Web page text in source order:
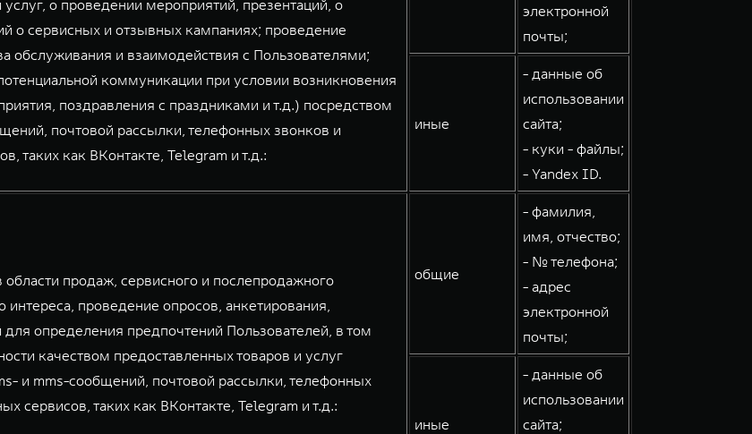
о проведении мероприятий, презентаций, о
о сервисных и отзывных кампаниях; проведение
обслуживания и взаимодействия с Пользователями;
коммуникации при условии возникновения
поздравления с праздниками и т.д.) посредством
почтовой рассылки, телефонных звонков и
таких как ВКонтакте, Telegram и т.д.:
электронной
почты;
иные
- данные об
использовании
сайта;
- куки - файлы;
- Yandex ID.
продаж, сервисного и послепродажного
интереса, проведение опросов, анкетирования,
определения предпочтений Пользователей, в том
качеством предоставленных товаров и услуг
и mms-сообщений, почтовой рассылки, телефонных
сервисов, таких как ВКонтакте, Telegram и т.д.:
общие
- фамилия,
имя, отчество;
- № телефона;
- адрес
электронной
почты;
иные
- данные об
использовании
сайта;